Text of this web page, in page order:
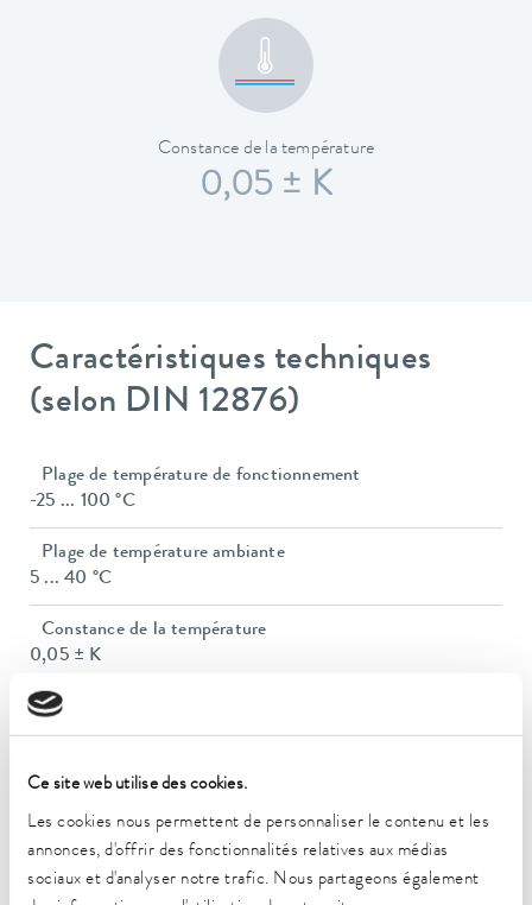
Ce site web utilise des cookies.
Les cookies nous permettent de personnaliser le contenu et les
annonces, d'offrir des fonctionnalités relatives aux médias
sociaux et d'analyser notre trafic. Nous partageons également
Constance de la température
0,05 ± K
Caractéristiques techniques
(selon DIN 12876)
Plage de température de fonctionnement
-25 ... 100 °C
Plage de température ambiante
5 ... 40 °C
Constance de la température
0,05 ± K
Puissance de chauffe max.
1,5 kW
Puissance absorbée max.
1,8 kW
Consommation de courant
8 A